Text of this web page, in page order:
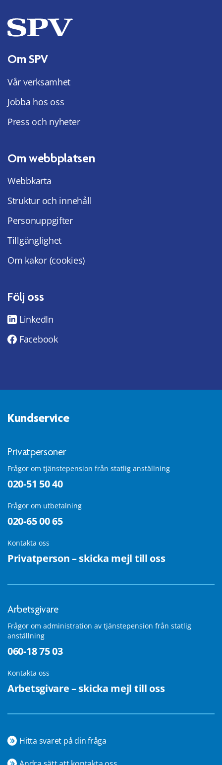
Om SPV
Vår verksamhet
Jobba hos oss
Press och nyheter
Om webbplatsen
Webbkarta
Struktur och innehåll
Personuppgifter
Tillgänglighet
Om kakor (cookies)
Följ oss
LinkedIn
Facebook
Kundservice
Privatpersoner
Frågor om tjänstepension från statlig anställning
020-51 50 40
Frågor om utbetalning
020-65 00 65
Kontakta oss
Privatperson – skicka mejl till oss
Arbetsgivare
Frågor om administration av tjänstepension från statlig
anställning
060-18 75 03
Kontakta oss
Arbetsgivare – skicka mejl till oss
Hitta svaret på din fråga